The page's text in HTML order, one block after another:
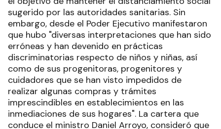
sugerido por las autoridades sanitarias. Sin
embargo, desde el Poder Ejecutivo manifestaron
que hubo "diversas interpretaciones que han sido
erróneas y han devenido en prácticas
discriminatorias respecto de niños y niñas, así
como de sus progenitoras, progenitores y
cuidadores que se han visto impedidos de
realizar algunas compras y trámites
imprescindibles en establecimientos en las
inmediaciones de sus hogares". La cartera que
conduce el ministro Daniel Arroyo, consideró que